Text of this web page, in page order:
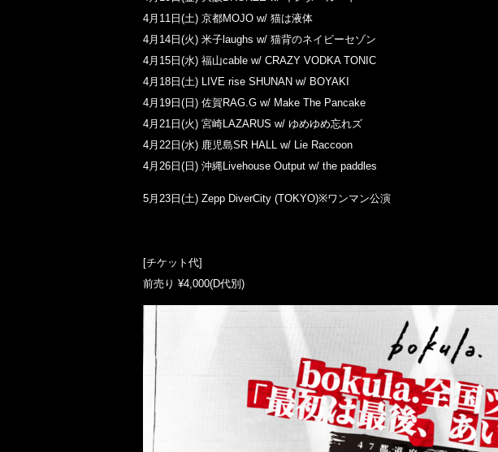
4月11日(土) 京都MOJO w/ 猫は液体
4月14日(火) 米子laughs w/ 猫背のネイビーセゾン
4月15日(水) 福山cable w/ CRAZY VODKA TONIC
4月18日(土) LIVE rise SHUNAN w/ BOYAKI
4月19日(日) 佐賀RAG.G w/ Make The Pancake
4月21日(火) 宮崎LAZARUS w/ ゆめゆめ忘れズ
4月22日(水) 鹿児島SR HALL w/ Lie Raccoon
4月26日(日) 沖縄Livehouse Output w/ the paddles
5月23日(土) Zepp DiverCity (TOKYO)※ワンマン公演
[チケット代]
前売り ¥4,000(D代別)